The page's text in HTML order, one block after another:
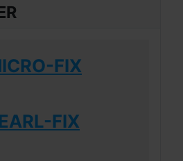
FIX
FIX